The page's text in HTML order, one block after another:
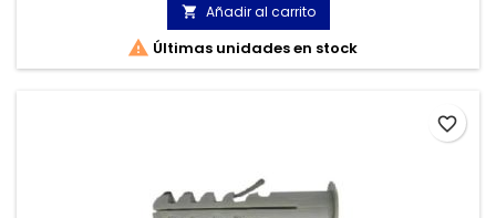
 Añadir al carrito
 Últimas unidades en stock
favorite_border